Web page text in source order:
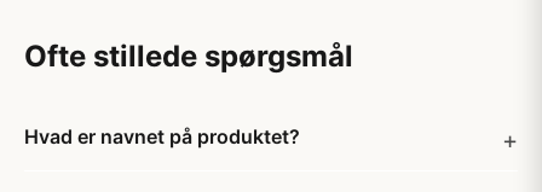
Ofte stillede spørgsmål
Hvad er navnet på produktet?